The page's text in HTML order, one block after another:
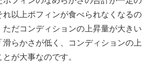
れ以上ポフィンが食べられなくなるの
ただコンディションの上昇量が大きい
滑らかさが低く、コンディションの上
が大事なのです。